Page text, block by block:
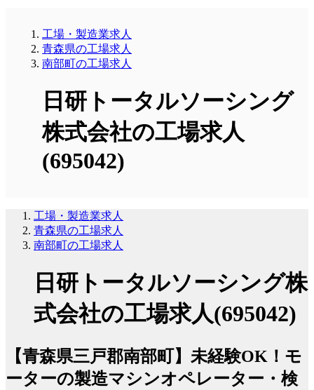
工場・製造業求人
青森県の工場求人
南部町の工場求人
日研トータルソーシング
株式会社の工場求人
(695042)
工場・製造業求人
青森県の工場求人
南部町の工場求人
日研トータルソーシング株
式会社の工場求人(695042)
【青森県三戸郡南部町】未経験OK！モ
ーターの製造マシンオペレーター・検